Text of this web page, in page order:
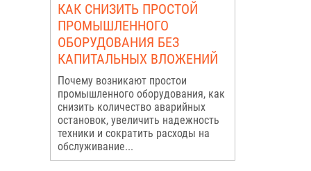
КАК СНИЗИТЬ ПРОСТОЙ
ПРОМЫШЛЕННОГО
ОБОРУДОВАНИЯ БЕЗ
КАПИТАЛЬНЫХ ВЛОЖЕНИЙ
Почему возникают простои
промышленного оборудования, как
снизить количество аварийных
остановок, увеличить надежность
техники и сократить расходы на
обслуживание...